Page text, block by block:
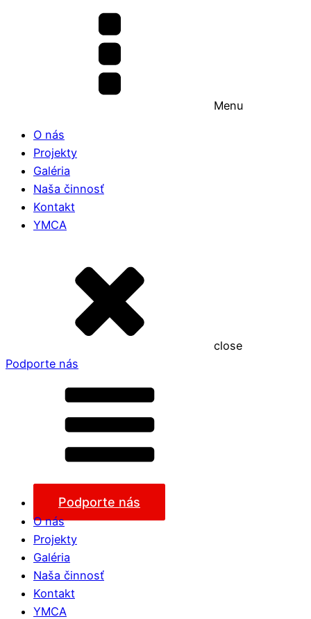
Menu
O nás
Projekty
Galéria
Naša činnosť
Kontakt
YMCA
close
Podporte nás
Podporte nás
O nás
Projekty
Galéria
Naša činnosť
Kontakt
YMCA